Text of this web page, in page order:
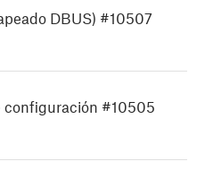
DBUS) #10507
configuración #10505